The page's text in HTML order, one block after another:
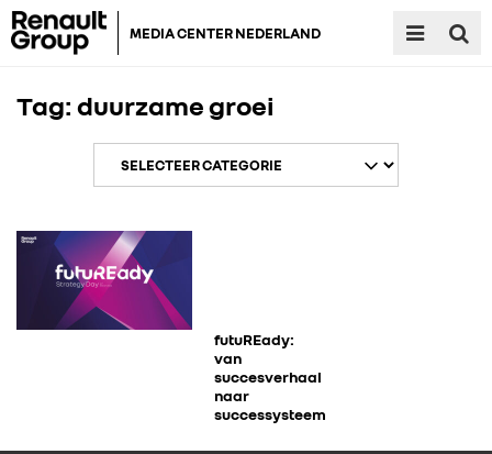
MEDIA CENTER NEDERLAND
RENAULT GROUP
RENAULT
Tag: duurzame groei
futuREady:
van
succesverhaal
naar
successysteem